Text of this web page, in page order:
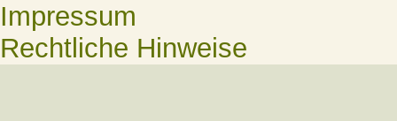
Impressum
Rechtliche Hinweise